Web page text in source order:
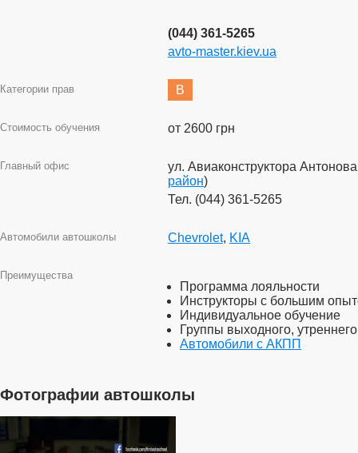
(044) 361-5265
avto-master.kiev.ua
Категории прав B
Стоимость обучения от 2600 грн
Главный офис
ул. Авиаконструктора
район)
Тел. (044) 361-5265
Автомобили автошколы Chevrolet, KIA
Преимущества
Программа лояльности
Инструкторы с большим
Индивидуальное обучение
Группы выходного,
Автомобили с АКПП
Фотографии автошколы